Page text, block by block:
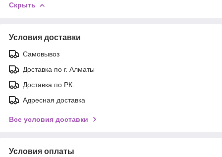
Скрыть
Условия доставки
Самовывоз
Доставка по г. Алматы
Доставка по РК.
Адресная доставка
Все условия доставки
Условия оплаты